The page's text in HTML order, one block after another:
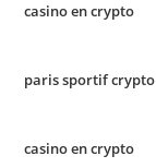
casino en crypto
paris sportif crypto
casino en crypto